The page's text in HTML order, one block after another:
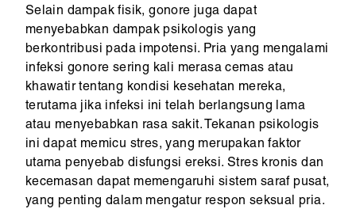
Selain dampak fisik, gonore juga dapat
menyebabkan dampak psikologis yang
berkontribusi pada impotensi. Pria yang mengalami
infeksi gonore sering kali merasa cemas atau
khawatir tentang kondisi kesehatan mereka,
terutama jika infeksi ini telah berlangsung lama
atau menyebabkan rasa sakit. Tekanan psikologis
ini dapat memicu stres, yang merupakan faktor
utama penyebab disfungsi ereksi. Stres kronis dan
kecemasan dapat memengaruhi sistem saraf pusat,
yang penting dalam mengatur respon seksual pria.